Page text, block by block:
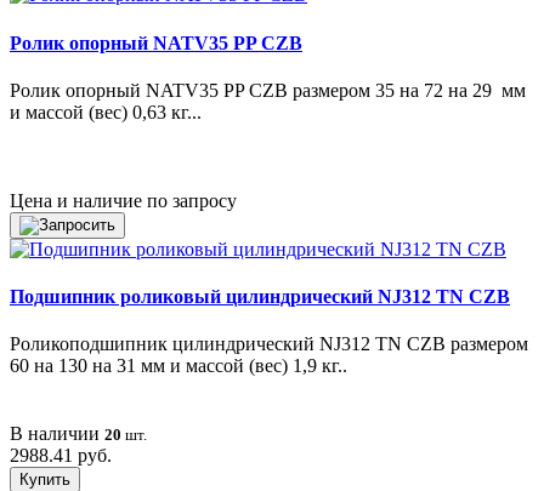
Ролик опорный NATV35 PP CZB
Ролик опорный NATV35 PP CZB размером 35 на 72 на 29 мм
и массой (вес) 0,63 кг...
Цена и наличие по запросу
Подшипник роликовый цилиндрический NJ312 TN CZB
Роликоподшипник цилиндрический NJ312 TN CZB размером
60 на 130 на 31 мм и массой (вес) 1,9 кг..
В наличии 20 шт.
2988.41 руб.
Купить